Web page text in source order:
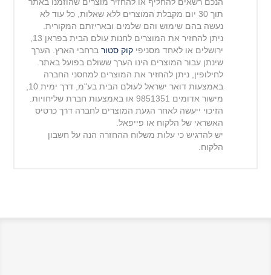
הנכם רשאים להחליף או להחזיר מוצרים שהוזמנו באתר
תוך 30 יום מקבלת המוצרים ללא שאלות, כל עוד לא
נעשה בהם שימוש והם שלמים ובאריזתם המקורית.
ניתן להחזיר את המוצרים לחנות עולם הבית בפראן 13,
ירושלים או לאחד מסניפיקוק סטור ברחבי הארץ. הערך
שינתן עבור המוצרים הינו הערך ששולם בפועל באתר.
לחילופין, ניתן להחזיר את המוצרים למחסני החברה
באמצעות דואר ישראל לעולם הבית בע"מ, דרך ימית 10,
מישוראדומים 9851351 או באמצעות חברת שליחויות.
הזיכוי ייעשה לאחר הגעת המוצרים לחברה דרך כרטיס
האשראי של הלקוח או פייפאל.
יש להדגיש כי עלות משלוח ההחזרה הנה על חשבון
הלקוח.